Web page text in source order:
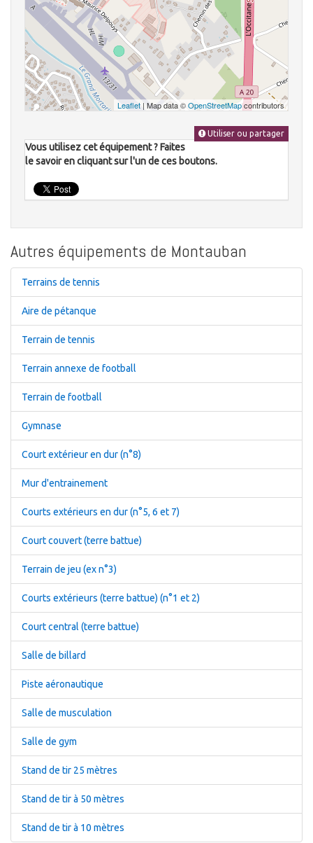
Leaflet | Map data ©OpenStreetMapcontributors
Utiliser ou partager
Vous utilisez cet équipement ? Faites
le savoir en cliquant sur l'un de ces boutons.
Autres équipements de Montauban
Terrains de tennis
Aire de pétanque
Terrain de tennis
Terrain annexe de football
Terrain de football
Gymnase
Court extérieur en dur (n°8)
Mur d'entrainement
Courts extérieurs en dur (n°5, 6 et 7)
Court couvert (terre battue)
Terrain de jeu (ex n°3)
Courts extérieurs (terre battue) (n°1 et 2)
Court central (terre battue)
Salle de billard
Piste aéronautique
Salle de musculation
Salle de gym
Stand de tir 25 mètres
Stand de tir à 50 mètres
Stand de tir à 10 mètres